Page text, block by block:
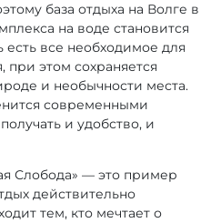
база отдыха на Волге в
на воде становится
все необходимое для
этом сохраняется
и необычности места.
современными
и удобство, и
Слобода» — это пример
действительно
тем, кто мечтает о